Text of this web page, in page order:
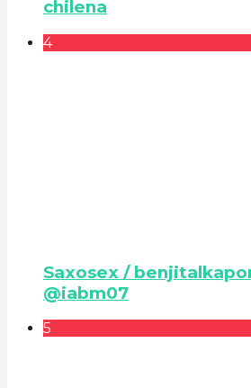
chilena
4
Saxosex /
@iabm07
5